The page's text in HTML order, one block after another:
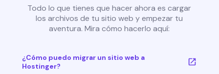
Todo lo que tienes que hacer ahora es cargar
los archivos de tu sitio web y empezar tu
aventura. Mira cómo hacerlo aquí:
¿Cómo puedo migrar un sitio web a
Hostinger?